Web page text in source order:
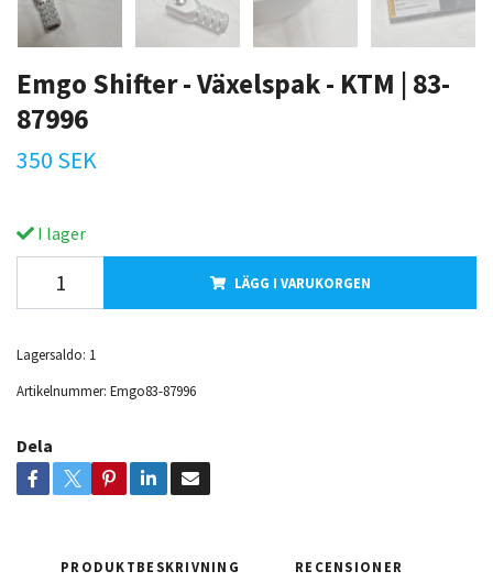
Emgo Shifter - Växelspak - KTM | 83-
87996
350 SEK
I lager
LÄGG I VARUKORGEN
Lagersaldo: 1
Artikelnummer: Emgo83-87996
Dela
PRODUKTBESKRIVNING RECENSIONER